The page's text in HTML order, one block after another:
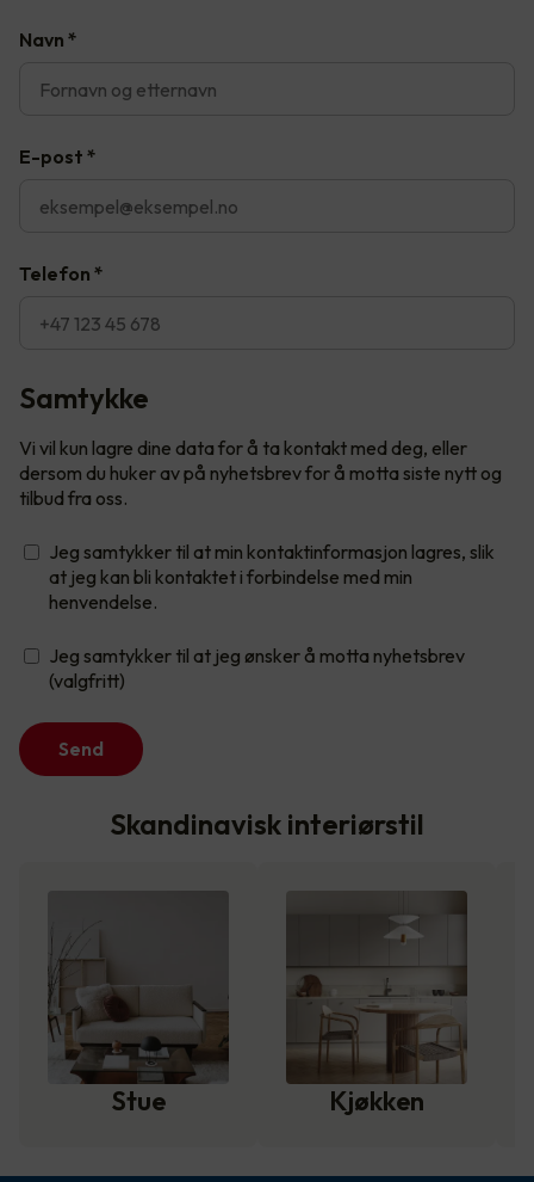
Navn *
E-post *
Telefon *
Samtykke
Vi vil kun lagre dine data for å ta kontakt med deg, eller
dersom du huker av på nyhetsbrev for å motta siste nytt og
tilbud fra oss.
Jeg samtykker til at min kontaktinformasjon lagres, slik
at jeg kan bli kontaktet i forbindelse med min
henvendelse.
Jeg samtykker til at jeg ønsker å motta nyhetsbrev
(valgfritt)
Send
Skandinavisk interiørstil
Stue Kjøkken